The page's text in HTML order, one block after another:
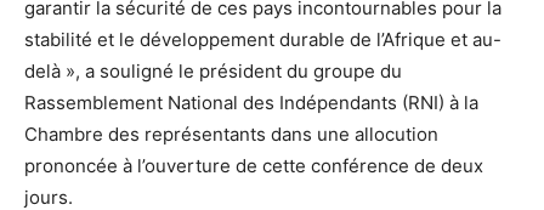
garantir la sécurité de ces pays incontournables pour la
stabilité et le développement durable de l’Afrique et au-
delà », a souligné le président du groupe du
Rassemblement National des Indépendants (RNI) à la
Chambre des représentants dans une allocution
prononcée à l’ouverture de cette conférence de deux
jours.